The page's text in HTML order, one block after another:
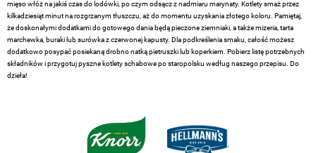
kilkadziesiąt minut na rozgrzanym tłuszczu, aż do momentu uzyskania złotego koloru. Pamiętaj,
że doskonałymi dodatkami do gotowego dania będą pieczone ziemniaki, a także mizeria, tarta
marchewka, buraki lub surówka z czerwonej kapusty. Dla podkreślenia smaku, całość możesz
dodatkowo posypać posiekaną drobno natką pietruszki lub koperkiem. Pobierz listę potrzebnych
składników i przygotuj pyszne kotlety schabowe po staropolsku według naszego przepisu. Do